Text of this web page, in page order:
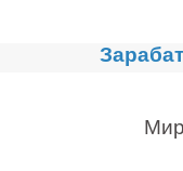
Главная